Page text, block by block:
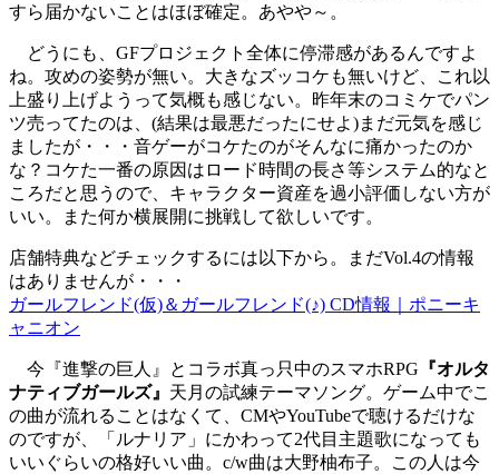
すら届かないことはほぼ確定。あやや～。
どうにも、GFプロジェクト全体に停滞感があるんですよ
ね。攻めの姿勢が無い。大きなズッコケも無いけど、これ以
上盛り上げようって気概も感じない。昨年末のコミケでパン
ツ売ってたのは、(結果は最悪だったにせよ)まだ元気を感じ
ましたが・・・音ゲーがコケたのがそんなに痛かったのか
な？コケた一番の原因はロード時間の長さ等システム的なと
ころだと思うので、キャラクター資産を過小評価しない方が
いい。また何か横展開に挑戦して欲しいです。
店舗特典などチェックするには以下から。まだVol.4の情報
はありませんが・・・
ガールフレンド(仮)＆ガールフレンド(♪) CD情報｜ポニーキ
ャニオン
今『進撃の巨人』とコラボ真っ只中のスマホRPG 『オルタ
ナティブガールズ』 天月の試練テーマソング。ゲーム中でこ
の曲が流れることはなくて、CMやYouTubeで聴けるだけな
のですが、「ルナリア」にかわって2代目主題歌になっても
いいぐらいの格好いい曲。c/w曲は大野柚布子。この人は今